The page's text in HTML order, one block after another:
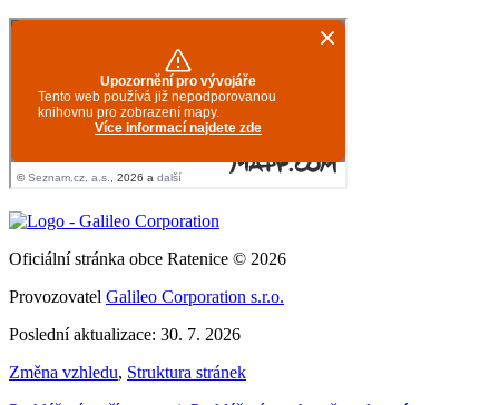
Oficiální stránka obce Ratenice © 2026
Provozovatel Galileo Corporation s.r.o.
Poslední aktualizace: 30. 7. 2026
Změna vzhledu, Struktura stránek